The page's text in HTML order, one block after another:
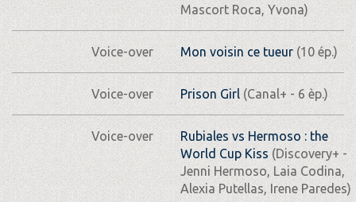
Mascort Roca, Yvona)
Voice-over Mon voisin ce tueur(10 ép.)
Voice-over Prison Girl(Canal+ - 6 èp.)
Voice-over
Rubiales vs Hermoso : the
World Cup Kiss(Discovery+ -
Jenni Hermoso, Laia Codina,
Alexia Putellas, Irene Paredes)